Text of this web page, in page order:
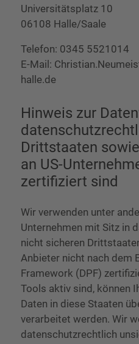
Universitätsplatz 10
06108 Halle/Saale
Telefon: 0345 5521014
E-Mail:
halle.de
Hinweis zur
Drittstaaten
an US-
zertifiziert sind
Wir verwenden unter
Unternehmen mit Sitz in
nicht sicheren
Anbieter nicht nach dem
Framework (DPF)
Tools aktiv sind, können
Daten in diese Staaten
verarbeitet werden. Wir
datenschutzrechtlich